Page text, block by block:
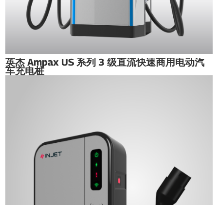
英杰 Ampax US 系列 3 级直流快速商用电动汽
车充电桩